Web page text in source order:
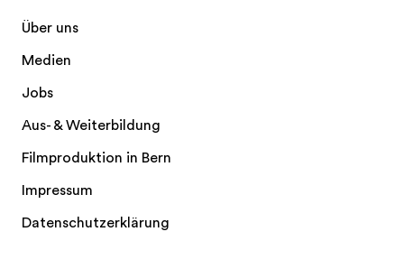
Über uns
Medien
Jobs
Aus- & Weiterbildung
Filmproduktion in Bern
Impressum
Datenschutzerklärung